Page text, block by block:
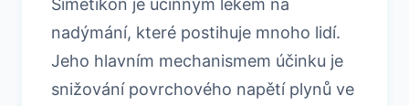
Simetikon je účinným lékem na
nadýmání, které postihuje mnoho lidí.
Jeho hlavním mechanismem účinku je
snižování povrchového napětí plynů ve